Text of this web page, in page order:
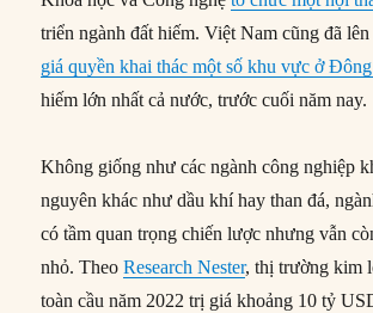
triển ngành đất hiếm. Việt Nam cũng đã
giá quyền khai thác một số khu vực ở
hiếm lớn nhất cả nước, trước cuối năm nay.
Không giống như các ngành công nghiệp
nguyên khác như dầu khí hay than đá,
có tầm quan trọng chiến lược nhưng vẫn
nhỏ. TheoResearch Nester, thị trường kim
toàn cầu năm 2022 trị giá khoảng 10 tỷ